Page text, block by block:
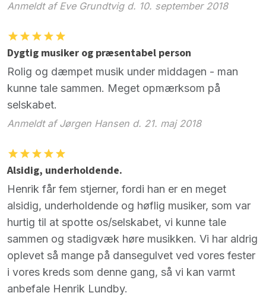
Anmeldt af Eve Grundtvig d. 10. september 2018
Dygtig musiker og præsentabel person
Rolig og dæmpet musik under middagen - man
kunne tale sammen. Meget opmærksom på
selskabet.
Anmeldt af Jørgen Hansen d. 21. maj 2018
Alsidig, underholdende.
Henrik får fem stjerner, fordi han er en meget
alsidig, underholdende og høflig musiker, som var
hurtig til at spotte os/selskabet, vi kunne tale
sammen og stadigvæk høre musikken. Vi har aldrig
oplevet så mange på dansegulvet ved vores fester
i vores kreds som denne gang, så vi kan varmt
anbefale Henrik Lundby.